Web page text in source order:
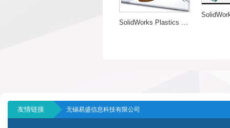
SolidWorks Plastics Professional
友情链接 无锡易盛信息科技有限公司